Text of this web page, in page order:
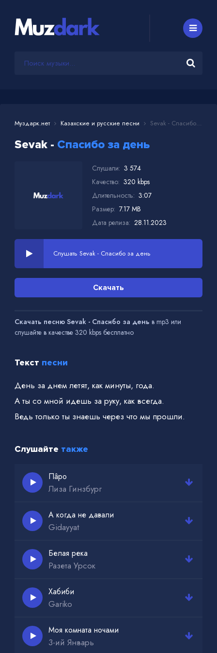
Муздарк.нет Казахские и русские песни Sevak - Спасибо за день
Sevak - Спасибо за день
Слушали: 3 574
Качество: 320 kbps
Длительность: 3:07
Размер: 7.17 MB
Дата релиза: 28.11.2023
Слушать Sevak - Спасибо за день
Скачать
Скачать песню Sevak - Спасибо за день в mp3 или
слушайте в качестве 320 kbps бесплатно
Текст песни
День за днем летят, как минуты, года.
А ты со мной идешь за руку, как всегда.
Ведь только ты знаешь через что мы прошли.
Слушайте также
Пâро
Лиза Гинзбург
А когда не давали
Gidayyat
Белая река
Разета Урсок
Хабиби
Gariko
Моя комната ночами
3-ий Январь